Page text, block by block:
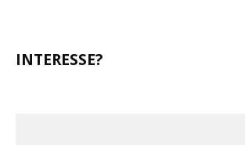
INTERESSE?